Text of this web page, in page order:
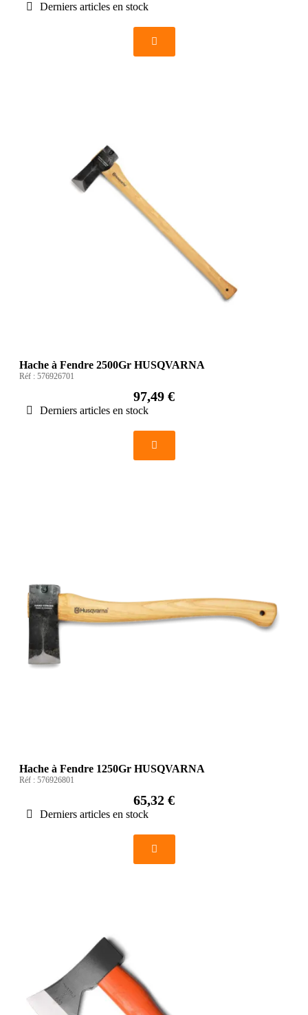
Derniers articles en stock
Hache à Fendre 2500Gr HUSQVARNA
Réf : 576926701
97,49 €
Derniers articles en stock
Hache à Fendre 1250Gr HUSQVARNA
Réf : 576926801
65,32 €
Derniers articles en stock